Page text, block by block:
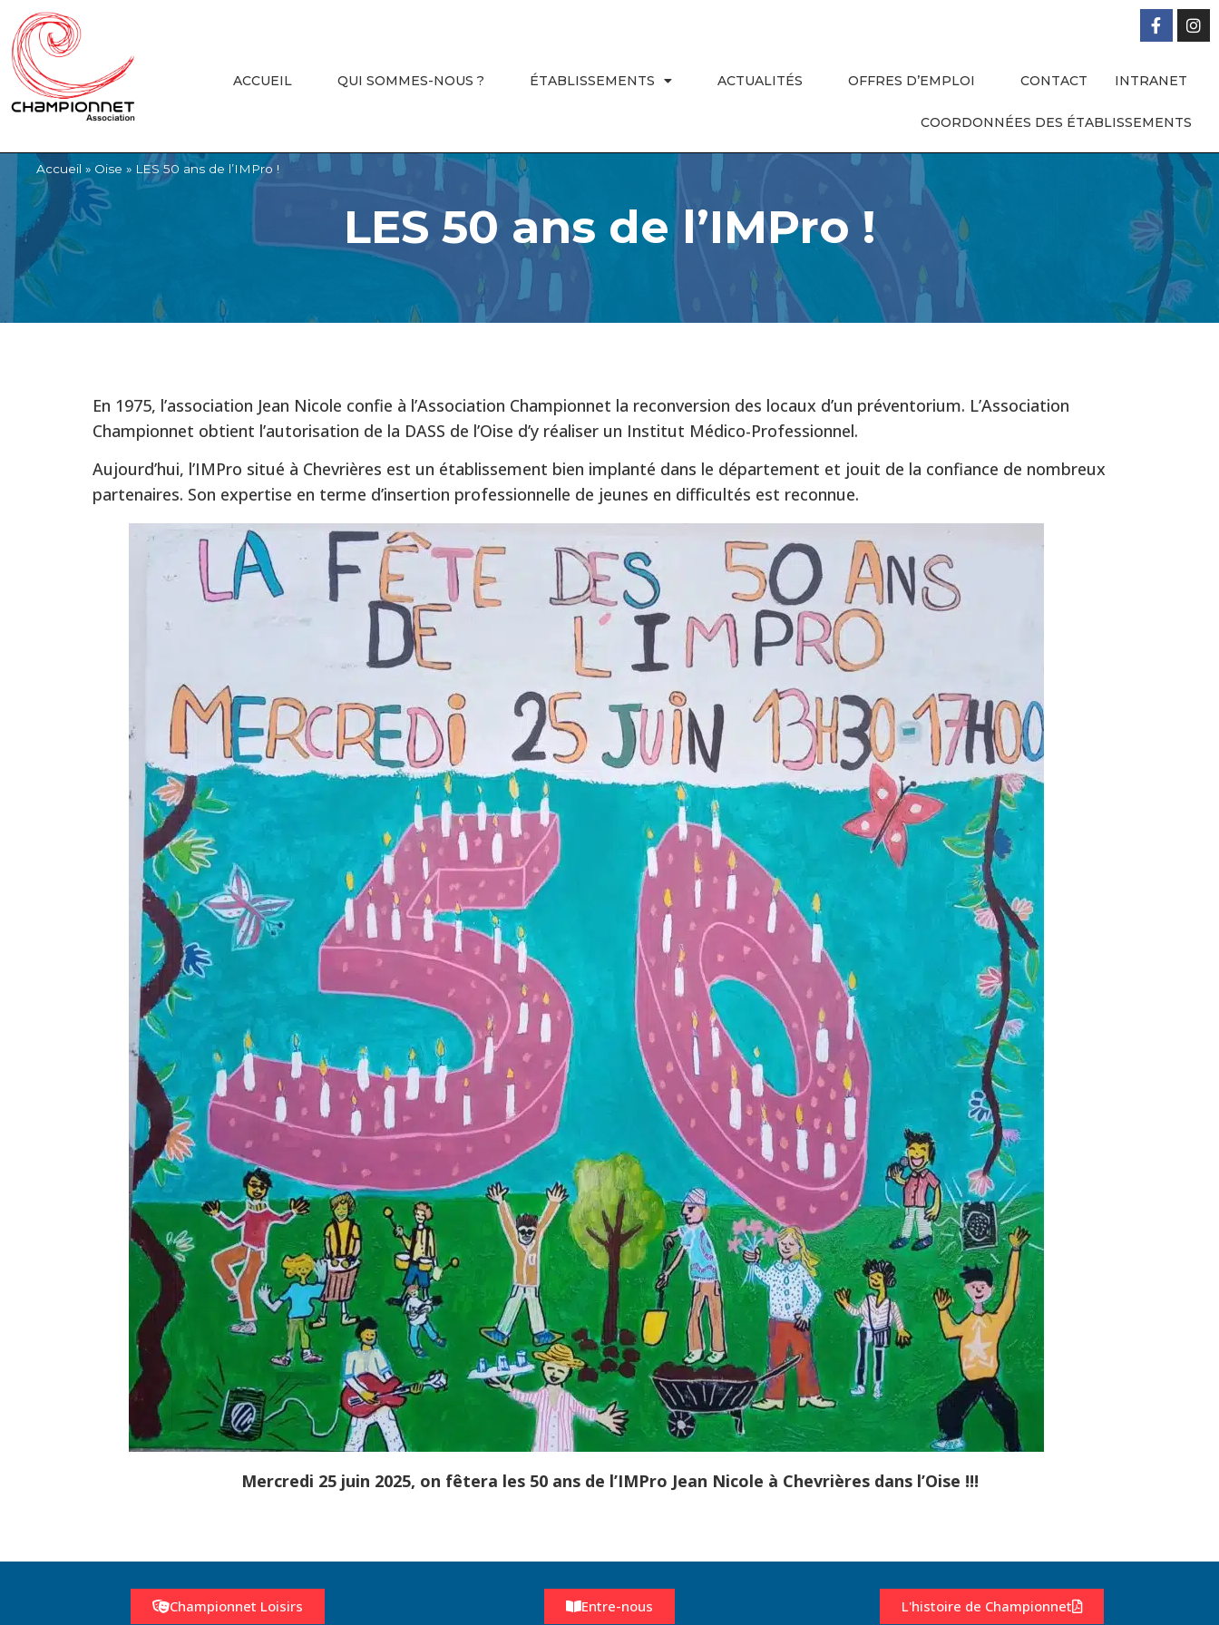
ACCUEIL QUI SOMMES-NOUS ? ÉTABLISSEMENTS ACTUALITÉS OFFRES D’EMPLOI CONTACT INTRANET
COORDONNÉES DES ÉTABLISSEMENTS
Accueil » Oise » LES 50 ans de l’IMPro !
LES 50 ans de l’IMPro !
En 1975, l’association Jean Nicole confie à l’Association Championnet la reconversion des locaux d’un préventorium. L’Association
Championnet obtient l’autorisation de la DASS de l’Oise d’y réaliser un Institut Médico-Professionnel.
Aujourd’hui, l’IMPro situé à Chevrières est un établissement bien implanté dans le département et jouit de la confiance de nombreux
partenaires. Son expertise en terme d’insertion professionnelle de jeunes en difficultés est reconnue.
Mercredi 25 juin 2025, on fêtera les 50 ans de l’IMPro Jean Nicole à Chevrières dans l’Oise !!!
Championnet Loisirs Entre-nous L'histoire de Championnet